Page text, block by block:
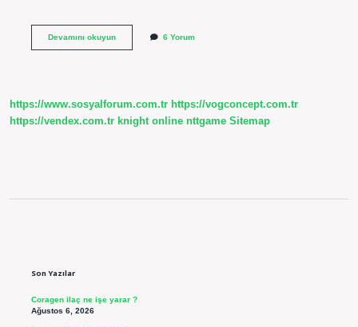
Devamını okuyunBüyüme
6 Yorum
https://www.sosyalforum.com.tr https://vogconcept.com.tr
https://vendex.com.tr knight online nttgame Sitemap
Son Yazılar
Coragen ilaç ne işe yarar ?
Ağustos 6, 2026